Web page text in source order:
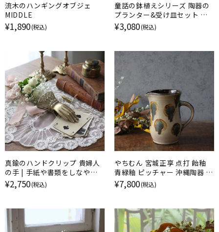
流木のハンギングオブジェ
MIDDLE
¥1,890(税込)
童話の鉢植えシリーズ 陶器の
プランター&受け皿セット ポ
コポコの青い花
¥3,080(税込)
真鍮のハンドクリップ 貴婦人
の手 | 手紙や書類をしなやか
に留める
¥2,750(税込)
やちむん 宮城正享 点打 飴釉
青緑釉 ピッチャー 沖縄陶器 読
谷村北窯
¥7,800(税込)